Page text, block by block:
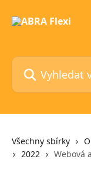
Vyhledat v
Všechny sbírky
2022
Webová